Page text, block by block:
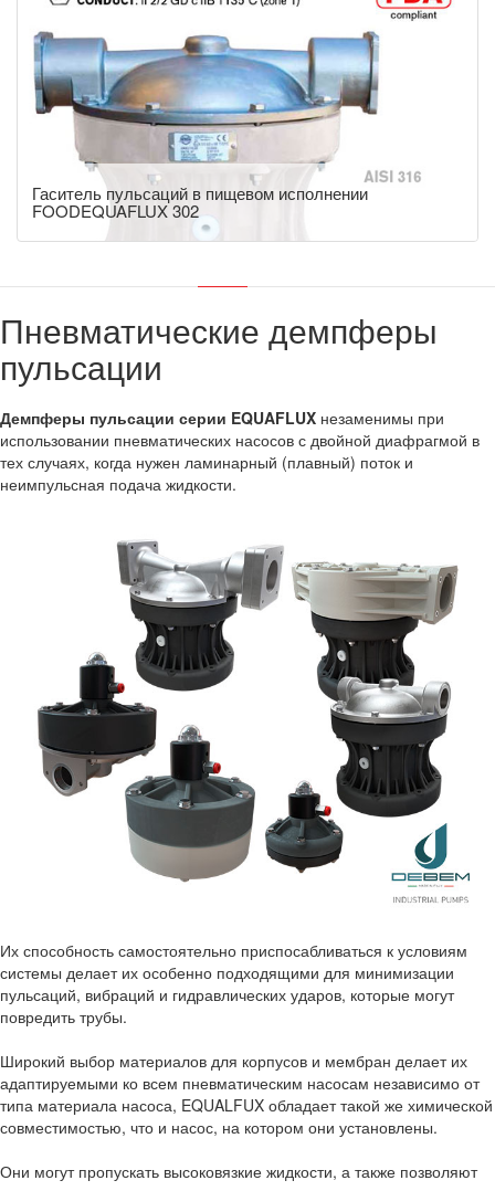
Гаситель пульсаций в пищевом исполнении
FOODEQUAFLUX 302
Пневматические демпферы
пульсации
Демпферы пульсации серии EQUAFLUX незаменимы при
использовании пневматических насосов с двойной диафрагмой в
тех случаях, когда нужен ламинарный (плавный) поток и
неимпульсная подача жидкости.
Их способность самостоятельно приспосабливаться к условиям
системы делает их особенно подходящими для минимизации
пульсаций, вибраций и гидравлических ударов, которые могут
повредить трубы.
Широкий выбор материалов для корпусов и мембран делает их
адаптируемыми ко всем пневматическим насосам независимо от
типа материала насоса, EQUALFUX обладает такой же химической
совместимостью, что и насос, на котором они установлены.
Они могут пропускать высоковязкие жидкости, а также позволяют